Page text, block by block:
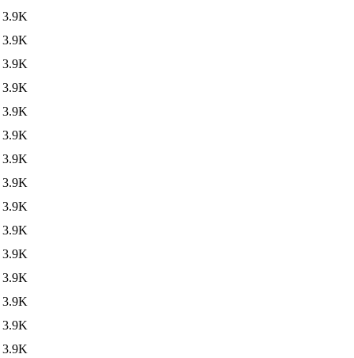
3.9K
3.9K
3.9K
3.9K
3.9K
3.9K
3.9K
3.9K
3.9K
3.9K
3.9K
3.9K
3.9K
3.9K
3.9K